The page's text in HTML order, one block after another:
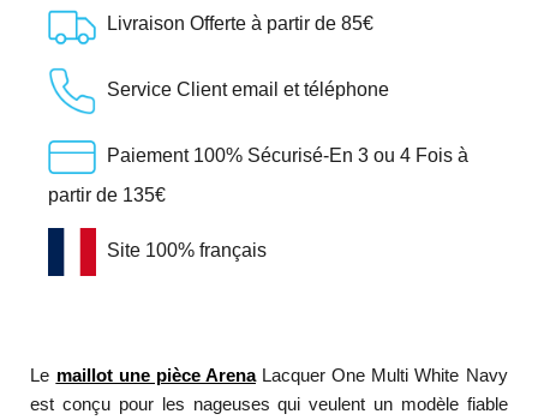
Livraison Offerte à partir de 85€
Service Client email et téléphone
Paiement 100% Sécurisé-En 3 ou 4 Fois à
partir de 135€
Site 100% français
Le maillot une pièce ArenaLacquer One Multi White Navy
est conçu pour les nageuses qui veulent un modèle fiable